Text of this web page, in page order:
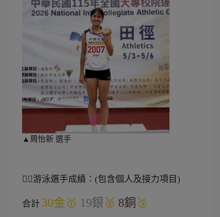
▲周怡新 選手
🏊🏻游泳選手成績：(包含個人及接力項目)
合計 30金🥇 19銀🥈 8銅 🥉